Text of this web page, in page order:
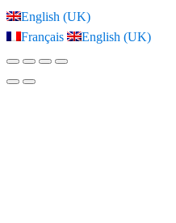
English (UK)
Français
English (UK)